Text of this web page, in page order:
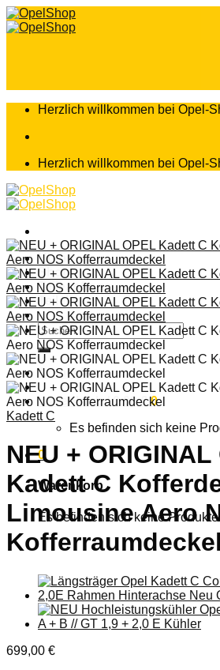
Zum
Inhalt
Herzlich willkommen bei Opel-
Herzlich willkommen bei Opel-
Home
Shop
Teileanfrage
Teileliste
Suchen
nach:
Anmelden
Warenkorb /0,00€ 0
Es befinden sich keine
0
Warenkorb
Es befinden sich keine
Kadett C
NEU + ORIGINAL
Kadett C
Limousine Aero
Kofferraumdeckel
699,00 €